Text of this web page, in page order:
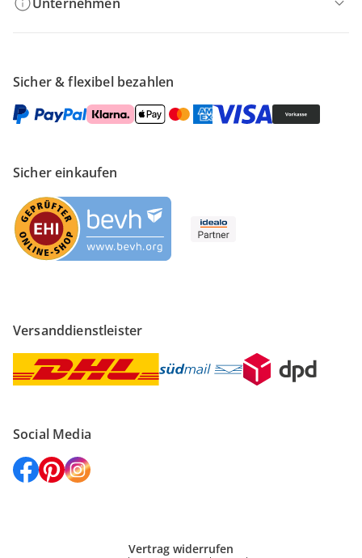
Sicher & flexibel bezahlen
Sicher einkaufen
Versanddienstleister
Social Media
Vertrag widerrufen